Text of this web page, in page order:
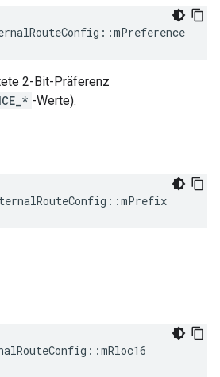
::mPreference
2-Bit-Präferenz
-Werte).
::mPrefix
::mRloc16